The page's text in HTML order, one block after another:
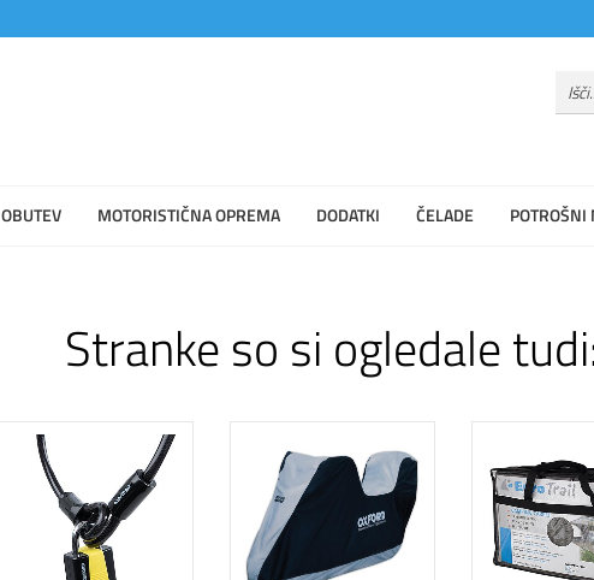
OBUTEV MOTORISTIČNA OPREMA DODATKI ČELADE POTROŠNI
Stranke so si ogledale